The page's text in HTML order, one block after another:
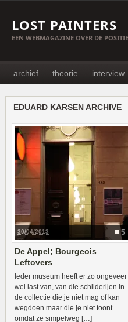
LOST PAINTERS
EEN WEBMAGAZINE OVER DE
archief theorie interview
EDUARD KARSEN ARCHIVE
5
30/04/2013
De Appel; Bourgeois
Leftovers
Ieder museum heeft er zo ongeveer
wel last van, van die schilderijen in
de collectie die je niet mag of kan
wegdoen maar die je niet toont
omdat ze simpelweg […]